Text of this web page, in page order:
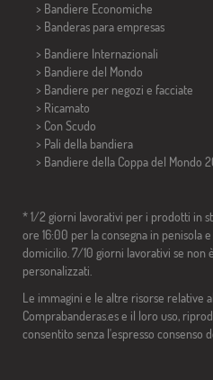
> Bandiere Economiche
> Banderas para empresas
> Bandiere Internazionali
> Bandiere del Mondo
> Bandiere per negozi e facciate
> Ricamato
> Con Scudo
> Pali della bandiera
> Bandiere della Coppa del Mondo
* 1/2 giorni lavorativi per i prodotti in
ore 16:00 per la consegna in penisola
domicilio. 7/10 giorni lavorativi se non
personalizzati.
Le immagini e le altre risorse relative
Comprabanderas.es e il loro uso,
consentito senza l'espresso consenso